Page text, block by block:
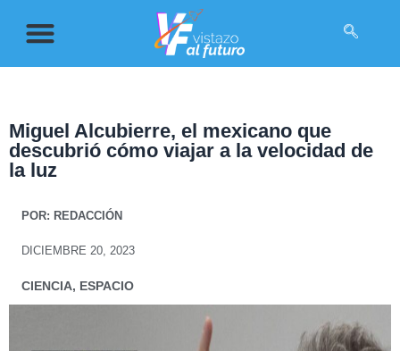
Miguel Alcubierre, el mexicano que
descubrió cómo viajar a la velocidad de
la luz
POR: REDACCIÓN
DICIEMBRE 20, 2023
CIENCIA, ESPACIO